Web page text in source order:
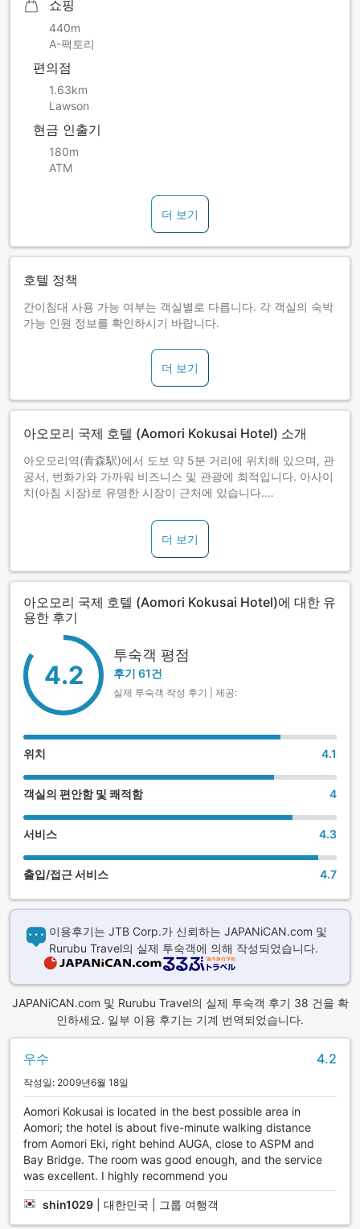
쇼핑
440m
A-팩토리
편의점
1.63km
Lawson
현금 인출기
180m
ATM
더 보기
호텔 정책
간이침대 사용 가능 여부는 객실별로 다릅니다. 각 객실의 숙박
가능 인원 정보를 확인하시기 바랍니다.
더 보기
아오모리 국제 호텔 (Aomori Kokusai Hotel) 소개
아오모리역(青森駅)에서 도보 약 5분 거리에 위치해 있으며, 관
공서, 번화가와 가까워 비즈니스 및 관광에 최적입니다. 아사이
치(아침 시장)로 유명한 시장이 근처에 있습니다.
･핫코다 로프웨이(핫코다 스키장): 차로 약 40분
･아오모리현 관광물산관 아스팜: 도보 약 10분
･네부타노이에 와 랏세: 도보 약 6분
･A-FACTORY: 도보 약 6분
･아오모리현립 미술관: 차로 약 15분
더 보기
아오모리 국제 호텔 (Aomori Kokusai Hotel)에 대한 유
용한 후기
4.2
투숙객 평점
후기 61건
실제 투숙객 작성 후기 | 제공:
위치 4.1
객실의 편안함 및 쾌적함 4
서비스 4.3
출입/접근 서비스 4.7
이용후기는 JTB Corp.가 신뢰하는 JAPANiCAN.com 및
Rurubu Travel의 실제 투숙객에 의해 작성되었습니다.
JAPANiCAN.com 및 Rurubu Travel의 실제 투숙객 후기 38 건을 확
인하세요. 일부 이용 후기는 기계 번역되었습니다.
우수 4.2
작성일: 2009년6월 18일
Aomori Kokusai is located in the best possible area in
Aomori; the hotel is about five-minute walking distance
from Aomori Eki, right behind AUGA, close to ASPM and
Bay Bridge. The room was good enough, and the service
was excellent. I highly recommend you
shin1029 대한민국 | 그룹 여행객